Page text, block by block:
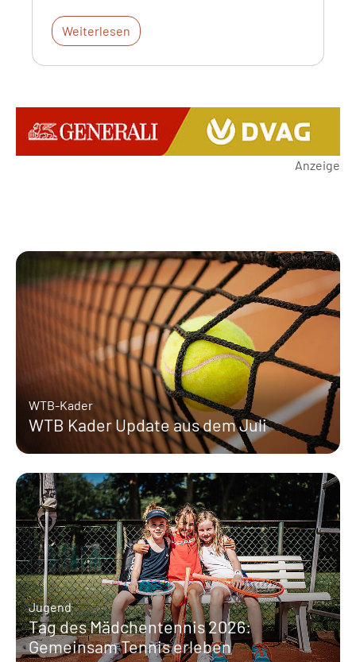
Weiterlesen
Anzeige
WTB-Kader
WTB Kader Update aus dem Juli
Jugend
Tag des Mädchentennis 2026:
Gemeinsam Tennis erleben